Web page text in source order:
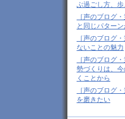
ぶ過ごし方、歩
［声のブログ
と同じパター
［声のブログ
ないことの魅力
［声のブログ
勢づくりは、
くことから
［声のブログ
を磨きたい